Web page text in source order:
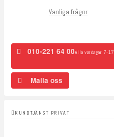
Vanliga frågor
010-221 64 00Alla vardagar 7-17
Maila oss
KUNDTJÄNST PRIVAT